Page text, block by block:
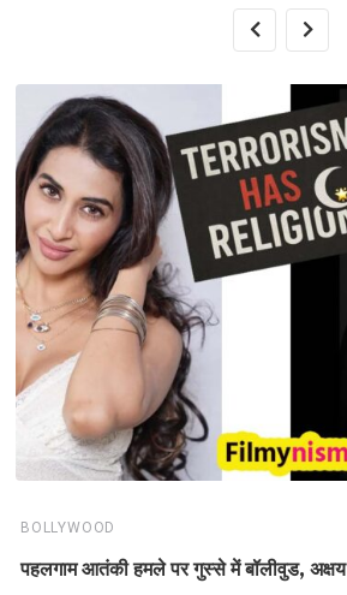
BOLLYWOOD
पहलगाम आतंकी हमले पर गुस्से में बॉलीवुड, अक्षय